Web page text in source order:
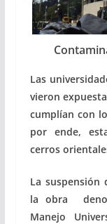
Las
vieron
cumplían con
por ende,
cerros
La suspensión
la obra
Manejo